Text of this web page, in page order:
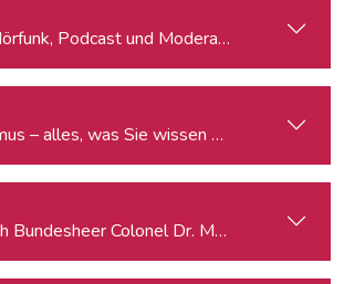
Podcast und Moderation
– alles, was Sie wissen müssen
Bundesheer Colonel Dr. Markus Reisner